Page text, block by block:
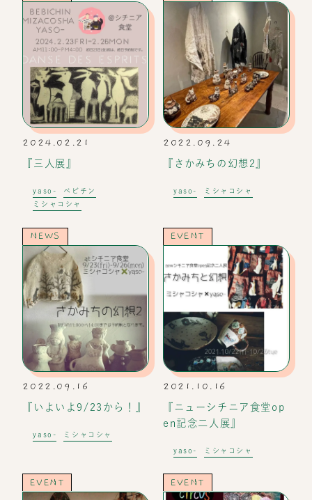
2024.02.21
『三人展』
yaso-
ベビチン
ミシャコシャ
2022.09.24
『さかみちの幻想2』
yaso- ミシャコシャ
NEWS
2022.09.16
『いよいよ9/23から！』
yaso- ミシャコシャ
EVENT
2021.10.16
『ニューシチニア食堂op
en記念二人展』
yaso- ミシャコシャ
EVENT EVENT